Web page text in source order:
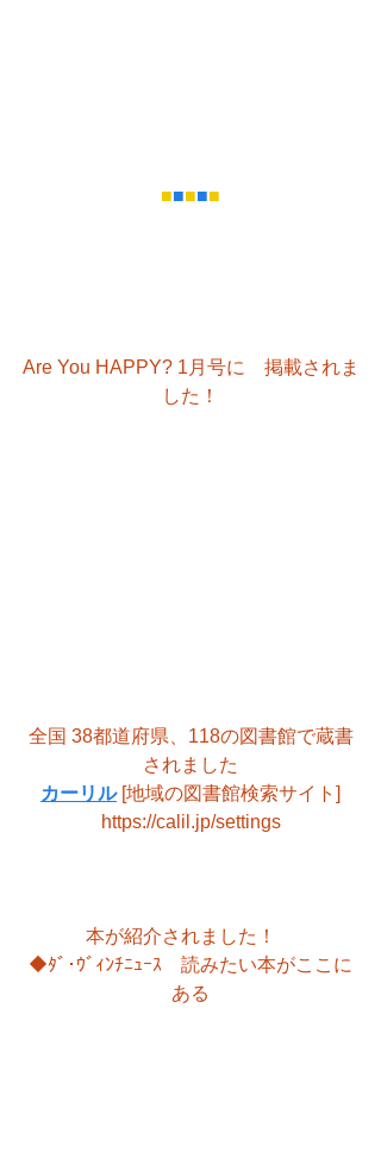
■■■■■
Are You HAPPY? 1月号に　掲載されま
した！
全国 38都道府県、118の図書館で蔵書
されました
カーリル [地域の図書館検索サイト]
https://calil.jp/settings
本が紹介されました！
◆ﾀﾞ･ｳﾞｨﾝﾁﾆｭｰｽ　読みたい本がここに
ある